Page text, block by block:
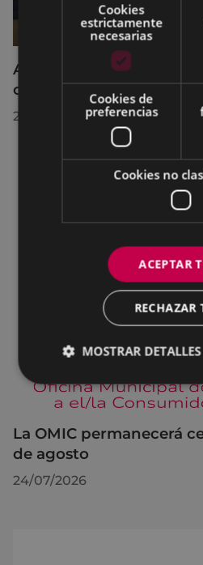
Acuerdos adoptados
celebrado el 27 de julio
28/07/2026
La OMIC permanecerá
de agosto
24/07/2026
Cookies
estrictamente
necesarias
Cookies de
preferencias
Cookies no
ACEPTAR
RECHAZAR
MOSTRAR DETALLES